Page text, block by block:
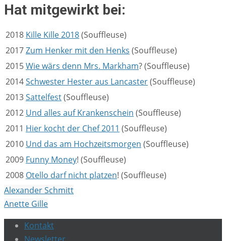
Hat mitgewirkt bei:
2018 Kille Kille 2018(Souffleuse)
2017Zum Henker mit den Henks (Souffleuse)
2015Wie wärs denn Mrs. Markham? (Souffleuse)
2014Schwester Hester aus Lancaster(Souffleuse)
2013Sattelfest(Souffleuse)
2012 Und alles auf Krankenschein (Souffleuse)
2011 Hier kocht der Chef 2011 (Souffleuse)
2010 Und das am Hochzeitsmorgen (Souffleuse)
2009 Funny Money! (Souffleuse)
2008 Otello darf nicht platzen! (Souffleuse)
Alexander Schmitt
Anette Gille
Kontakt